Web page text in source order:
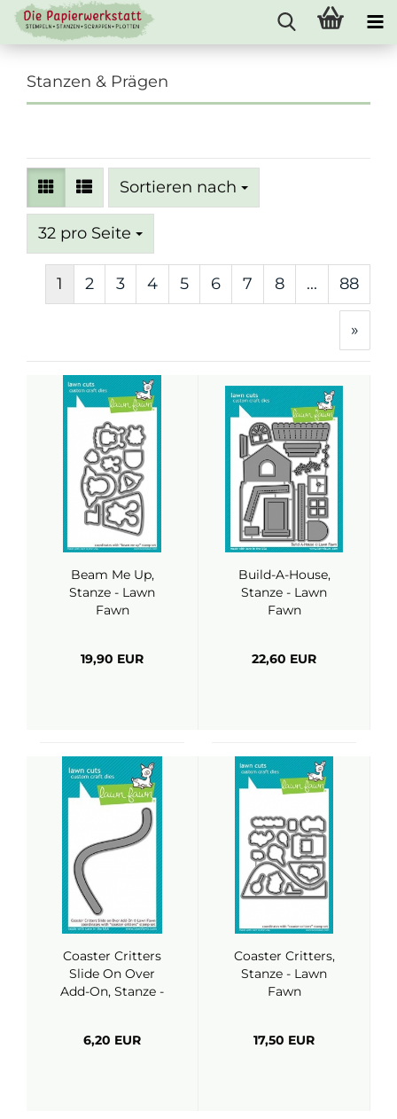
Stanzen & Prägen
Sortieren nach
Sortieren nach
32 pro Seite
pro Seite
1 2 3 4 5 6 7 8 ... 88
»
Beam Me Up,
Stanze - Lawn
Fawn
19,90 EUR
Build-A-House,
Stanze - Lawn
Fawn
22,60 EUR
Coaster Critters
Slide On Over
Add-On, Stanze -
6,20 EUR
Coaster Critters,
Stanze - Lawn
Fawn
17,50 EUR